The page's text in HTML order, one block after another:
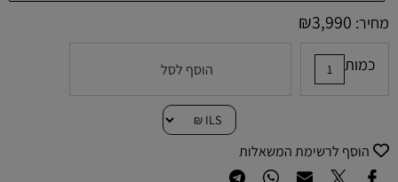
מחיר: ₪3,990
כמות הוסף לסל
הוסף לרשימת המשאלות